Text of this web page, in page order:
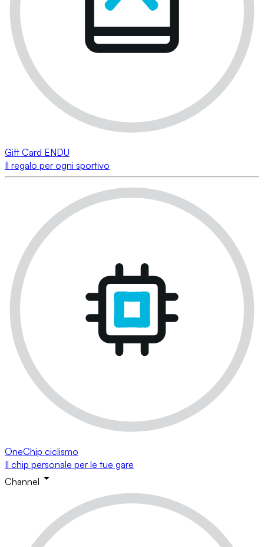
Gift Card ENDU
Il regalo per ogni sportivo
OneChip ciclismo
Il chip personale per le tue gare
Channel